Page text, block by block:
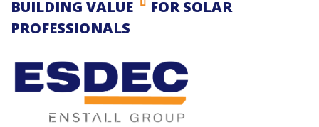
BUILDING VALUE
FOR SOLAR
PROFESSIONALS